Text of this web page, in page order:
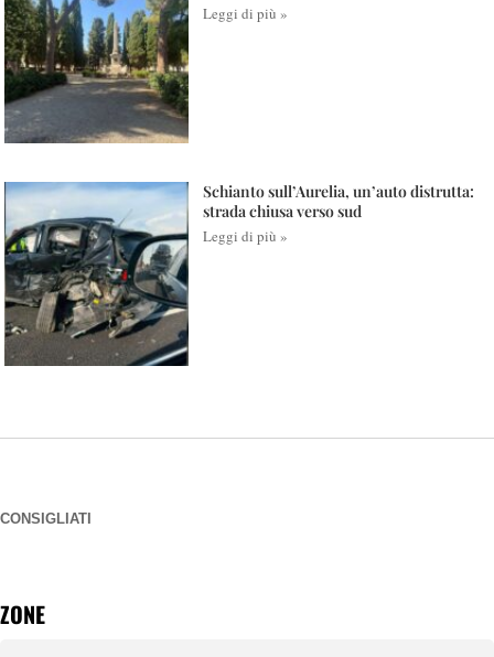
Leggi di più »
Schianto sull’Aurelia, un’auto distrutta:
strada chiusa verso sud
Leggi di più »
CONSIGLIATI
ZONE